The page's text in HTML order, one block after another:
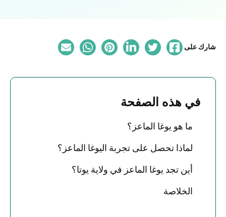
شارك على
في هذه الصفحة
ما هو يوغا الماعز؟
لماذا تحصل على تجربة اليوغا الماعز؟
أين تجد يوغا الماعز في ولاية يوتا؟
الخلاصة